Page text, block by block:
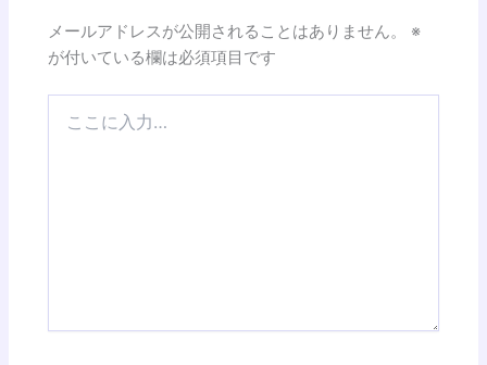
メールアドレスが公開されることはありません。
※
が付いている欄は必須項目です